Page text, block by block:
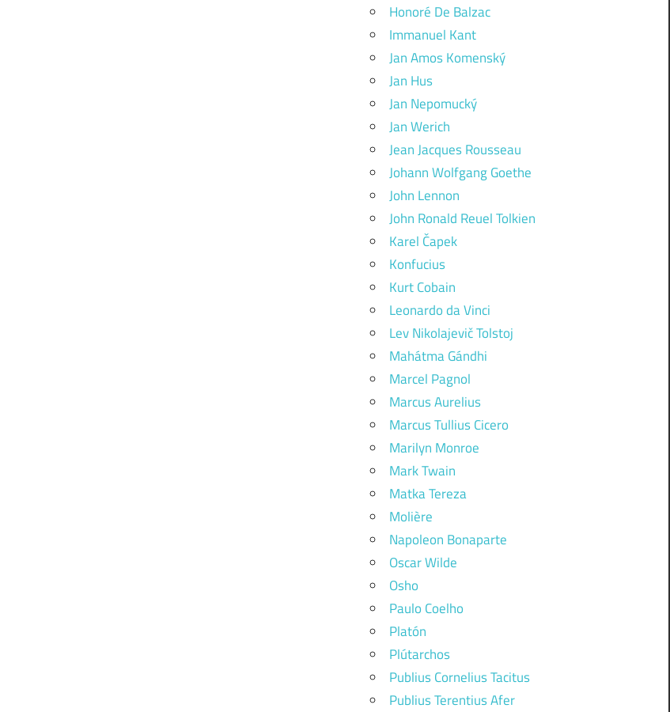
Honoré De Balzac
Immanuel Kant
Jan Amos Komenský
Jan Hus
Jan Nepomucký
Jan Werich
Jean Jacques Rousseau
Johann Wolfgang Goethe
John Lennon
John Ronald Reuel Tolkien
Karel Čapek
Konfucius
Kurt Cobain
Leonardo da Vinci
Lev Nikolajevič Tolstoj
Mahátma Gándhi
Marcel Pagnol
Marcus Aurelius
Marcus Tullius Cicero
Marilyn Monroe
Mark Twain
Matka Tereza
Molière
Napoleon Bonaparte
Oscar Wilde
Osho
Paulo Coelho
Platón
Plútarchos
Publius Cornelius Tacitus
Publius Terentius Afer